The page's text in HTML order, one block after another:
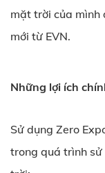
mặt trời của mình
mới từ EVN.
Những lợi ích
Sử dụng Zero
trong quá trình